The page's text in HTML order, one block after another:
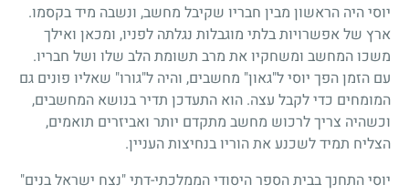
יוסי היה הראשון מבין חבריו שקיבל מחשב, ונשבה מיד בקסמו.
ארץ של אפשרויות בלתי מוגבלות נגלתה לפניו, ומכאן ואילך
משכו המחשב ומשחקיו את מרב תשומת הלב שלו ושל חבריו.
עם הזמן הפך יוסי ל"גאון" מחשבים, והיה ל"גורו" שאליו פונים גם
המומחים כדי לקבל עצה. הוא התעדכן תדיר בנושא המחשבים,
וכשהיה צריך לרכוש מחשב מתקדם יותר ואביזרים תואמים,
הצליח תמיד לשכנע את הוריו בנחיצות העניין.
יוסי התחנך בבית הספר היסודי הממלכתי-דתי "נצח ישראל בנים"